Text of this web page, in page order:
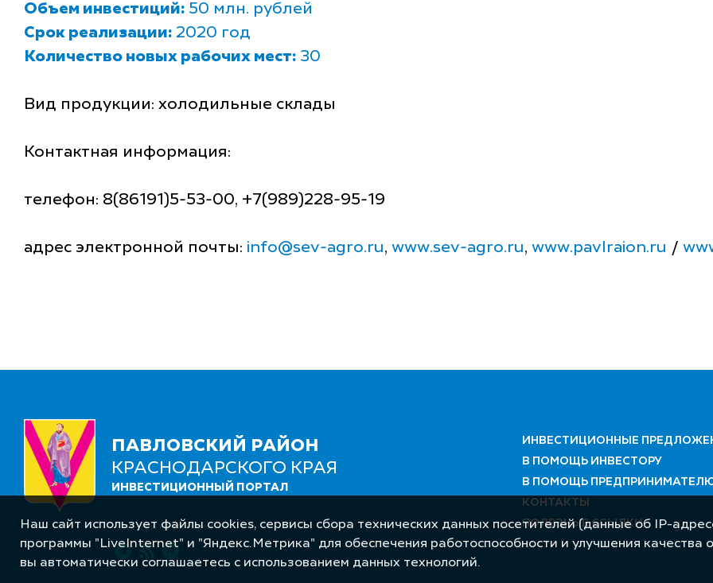
Объем инвестиций: 50 млн. рублей
Срок реализации: 2020 год
Количество новых рабочих мест: 30
Вид продукции: холодильные склады
Контактная информация:
телефон: 8(86191)5-53-00, +7(989)228-95-19
адрес электронной почты: info@sev-agro.ru, www.sev-agro.ru, www.pavlraion.ru /
ПАВЛОВСКИЙ РАЙОН
КРАСНОДАРСКОГО КРАЯ
ИНВЕСТИЦИОННЫЙ ПОРТАЛ
Следуйте за нами
ИНВЕСТИЦИОННЫЕ
В ПОМОЩЬ ИНВЕСТОРУ
В ПОМОЩЬ
КОНТАКТЫ
ПОЛЕЗНЫЕ ССЫЛКИ
Наш сайт использует файлы cookies, сервисы сбора технических данных посетителей (данные об IP-
программы "LiveInternet" и "Яндекс.Метрика" для обеспечения работоспособности и улучшения качества
вы автоматически соглашаетесь с использованием данных технологий.